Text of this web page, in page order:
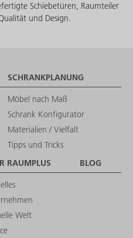
Schiebetüren, Raumteiler
und Design.
SCHRANKPLANUNG
Möbel nach Maß
Schrank Konfigurator
Materialien / Vielfalt
Tipps und Tricks
RAUMPLUS
Welt
BLOG